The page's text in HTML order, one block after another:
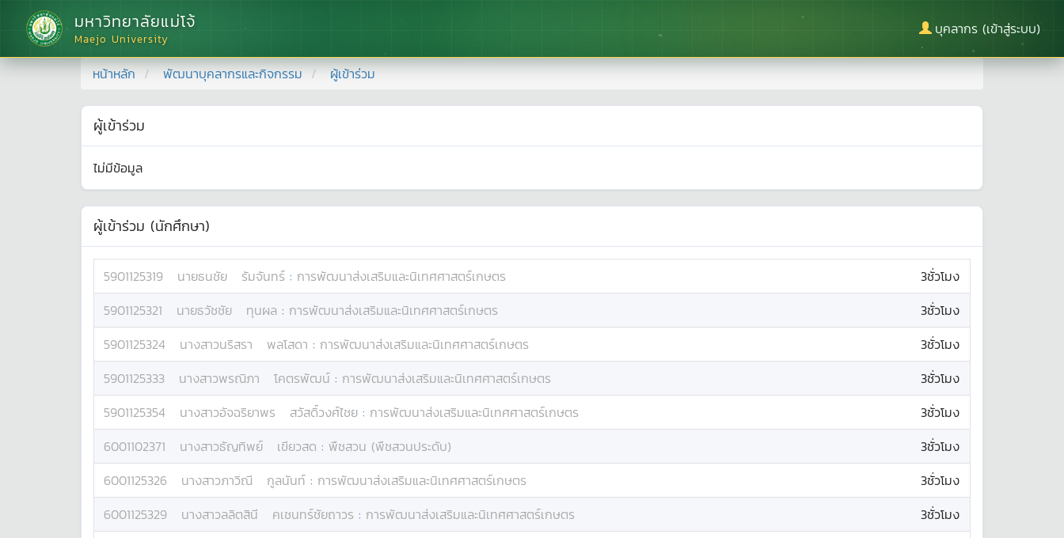
มหาวิทยาลัยแม่โจ้
Maejo University
บุคลากร (เข้าสู่ระบบ)
หน้าหลัก พัฒนาบุคลากรและกิจกรรม ผู้เข้าร่วม
ผู้เข้าร่วม
ไม่มีข้อมูล
ผู้เข้าร่วม (นักศึกษา)
5901125319 นายธนชัย รัมจันทร์ : การพัฒนาส่งเสริมและนิเทศศาสตร์เกษตร
3ชั่วโมง
5901125321
นายธวัชชัย ทุนผล : การพัฒนาส่งเสริมและนิเทศศาสตร์เกษตร
3ชั่วโมง
5901125324
นางสาวนริสรา พลโสดา : การพัฒนาส่งเสริมและนิเทศศาสตร์เกษตร
3ชั่วโมง
5901125333
นางสาวพรณิภา โคตรพัฒน์ : การพัฒนาส่งเสริมและนิเทศศาสตร์เกษตร
3ชั่วโมง
5901125354
นางสาวอัจฉริยาพร สวัสดิ์วงศ์ไชย : การพัฒนาส่งเสริมและนิเทศศาสตร์เกษตร
3ชั่วโมง
6001102371
นางสาวธัญทิพย์ เขียวสด : พืชสวน (พืชสวนประดับ)
3ชั่วโมง
6001125326
นางสาวภาวิณี กูลนันท์ : การพัฒนาส่งเสริมและนิเทศศาสตร์เกษตร
3ชั่วโมง
6001125329
นางสาวลลิตสินี คเชนทร์ชัยถาวร : การพัฒนาส่งเสริมและนิเทศศาสตร์เกษตร
3ชั่วโมง